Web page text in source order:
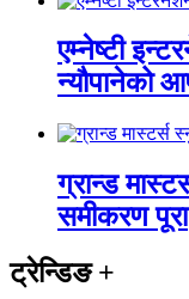
एम्नेष्टी
न्यौपानेको
ग्रान्ड
समीकरण पूरा
ट्रेन्डिङ+